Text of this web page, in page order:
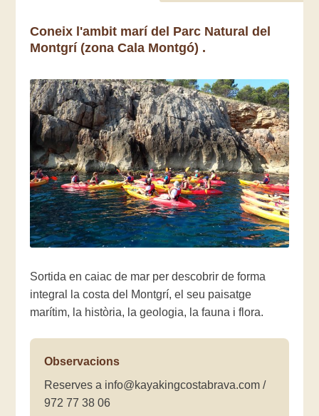
Coneix l'ambit marí del Parc Natural del
Montgrí (zona Cala Montgó) .
Sortida en caiac de mar per descobrir de forma
integral la costa del Montgrí, el seu paisatge
marítim, la història, la geologia, la fauna i flora.
Observacions
Reserves a info@kayakingcostabrava.com /
972 77 38 06